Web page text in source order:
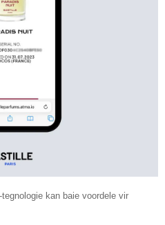
kan baie voordele vir